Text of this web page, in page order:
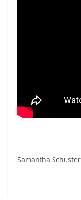
Samantha Schuster